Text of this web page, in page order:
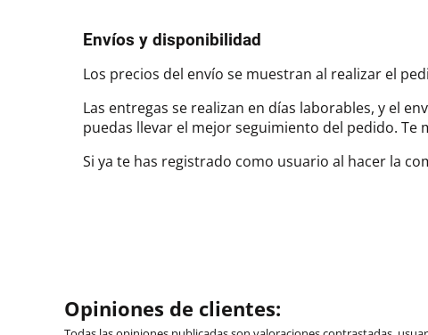
Envíos y disponibilidad
Los precios del envío se muestran al realizar el
Las entregas se realizan en días laborables, y el
puedas llevar el mejor seguimiento del pedido.
Si ya te has registrado como usuario al hacer la
Opiniones de clientes: